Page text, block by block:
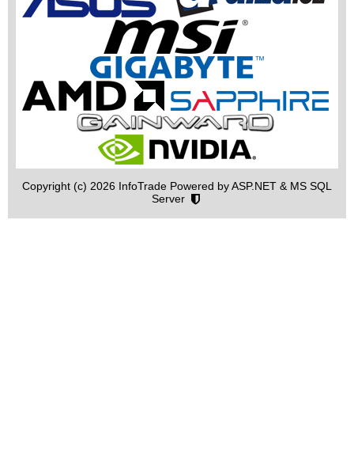
Copyright (c) 2026 InfoTrade Powered by ASP.NET & MS SQL
Server